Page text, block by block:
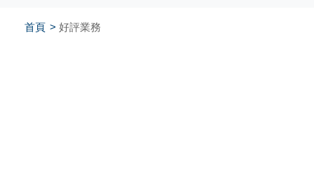
首頁 好評業務